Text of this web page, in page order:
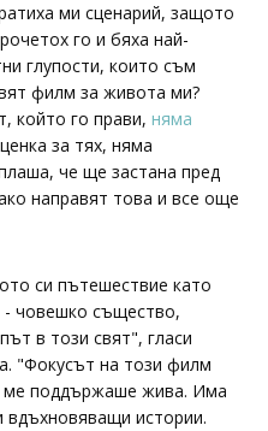
ми сценарий, защото
го и бяха най-
глупости, които съм
филм за живота ми?
който го прави, няма
за тях, няма
че ще застана пред
направят това и все още
си пътешествие като
- човешко същество,
в този свят", гласи
"Фокусът на този филм
ме поддържаше жива. Има
вдъхновяващи истории.